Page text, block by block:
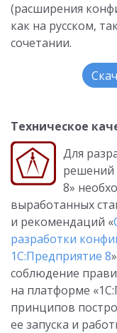
(расширения
как на русском,
сочетании.
Техническое
Для
решений
8»
выработанных
и рекомендаций «
разработки
1С:Предприятие 8
соблюдение
на платформе
принципов
ее запуска и